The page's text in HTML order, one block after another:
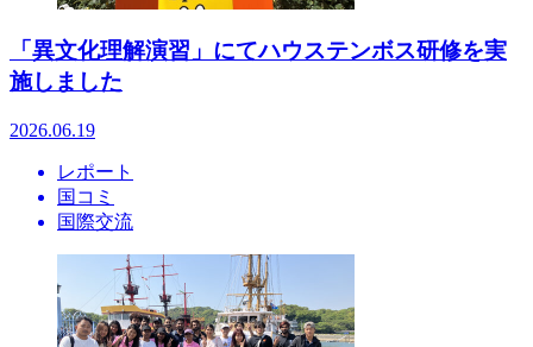
「異文化理解演習」にてハウステンボス研修を実
施しました
2026.06.19
レポート
国コミ
国際交流